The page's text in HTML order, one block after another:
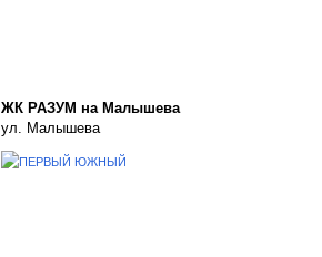
ЖК РАЗУМ на Малышева
ул. Малышева